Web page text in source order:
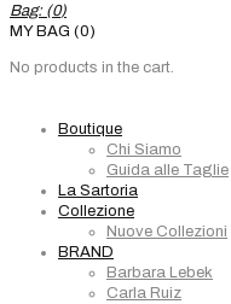
Bag: (0)
MY BAG (0)
No products in the cart.
Boutique
Chi Siamo
Guida alle Taglie
La Sartoria
Collezione
Nuove Collezioni
BRAND
Barbara Lebek
Carla Ruiz